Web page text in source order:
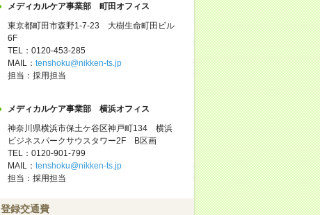
メディカルケア事業部 町田オフィス
東京都町田市森野1-7-23 大樹生命町田ビル
6F
TEL：0120-453-285
MAIL： tenshoku@nikken-ts.jp
担当：採用担当
メディカルケア事業部 横浜オフィス
神奈川県横浜市保土ケ谷区神戸町134 横浜
ビジネスパークサウスタワー2F B区画
TEL：0120-901-799
MAIL： tenshoku@nikken-ts.jp
担当：採用担当
登録交通費